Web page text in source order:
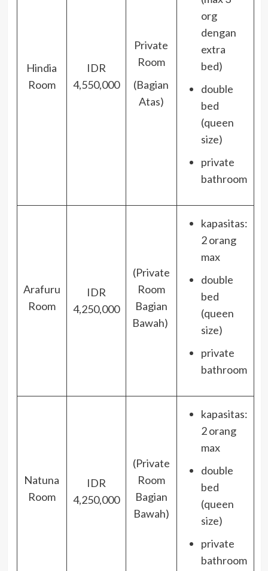
Hindia
Room
IDR
4,550,000
Private
Room
(Bagian
Atas)
org
dengan
extra
bed)
double
bed
(queen
size)
private
bathroom
Arafuru
Room
IDR
4,250,000
(Private
Room
Bagian
Bawah)
kapasitas:
2 orang
max
double
bed
(queen
size)
private
bathroom
Natuna
Room
IDR
4,250,000
(Private
Room
Bagian
Bawah)
kapasitas:
2 orang
max
double
bed
(queen
size)
private
bathroom